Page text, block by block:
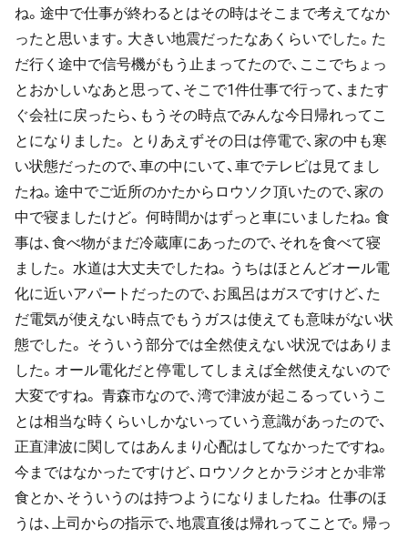
ね。途中で仕事が終わるとはその時はそこまで考えてなか
ったと思います。大きい地震だったなあくらいでした。た
だ行く途中で信号機がもう止まってたので、ここでちょっ
とおかしいなあと思って、そこで1件仕事で行って、またす
ぐ会社に戻ったら、もうその時点でみんな今日帰れってこ
とになりました。 とりあえずその日は停電で、家の中も寒
い状態だったので、車の中にいて、車でテレビは見てまし
たね。途中でご近所のかたからロウソク頂いたので、家の
中で寝ましたけど。 何時間かはずっと車にいましたね。食
事は、食べ物がまだ冷蔵庫にあったので、それを食べて寝
ました。 水道は大丈夫でしたね。うちはほとんどオール電
化に近いアパートだったので、お風呂はガスですけど、た
だ電気が使えない時点でもうガスは使えても意味がない状
態でした。 そういう部分では全然使えない状況ではありま
した。オール電化だと停電してしまえば全然使えないので
大変ですね。 青森市なので、湾で津波が起こるっていうこ
とは相当な時くらいしかないっていう意識があったので、
正直津波に関してはあんまり心配はしてなかったですね。
今まではなかったですけど、ロウソクとかラジオとか非常
食とか、そういうのは持つようになりましたね。 仕事のほ
うは、上司からの指示で、地震直後は帰れってことで。帰っ